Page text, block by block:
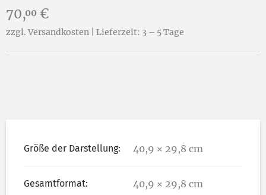
Preis:
70,00 €
zzgl. Versandkosten | Lieferzeit: 3 – 5 Tage
Größe der Darstellung: 40,9 × 29,8 cm
Gesamtformat: 40,9 × 29,8 cm